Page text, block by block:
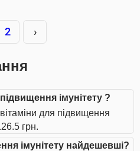
2 ›
імунітету ?
для підвищення
грн.
імунітету найдешевші?